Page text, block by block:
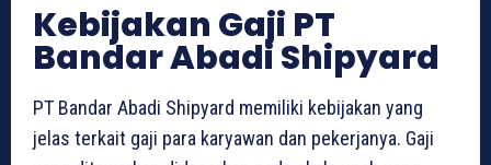
Kebijakan Gaji PT
Bandar Abadi Shipyard
PT Bandar Abadi Shipyard memiliki kebijakan yang
jelas terkait gaji para karyawan dan pekerjanya. Gaji